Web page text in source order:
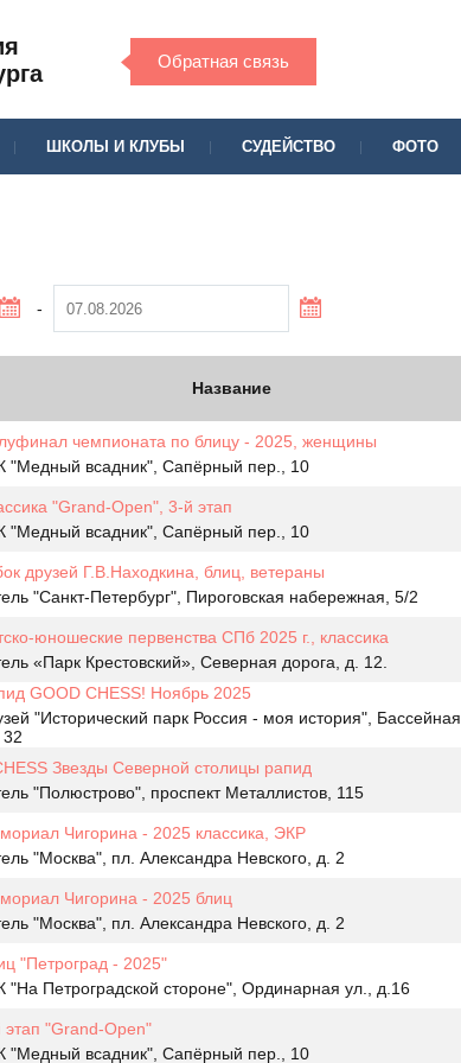
Обратная связь
ШКОЛЫ И КЛУБЫ СУДЕЙСТВО ФОТО
-
Название
чемпионата по блицу - 2025, женщины
"Медный всадник", Сапёрный пер., 10
"Grand-Open", 3-й этап
"Медный всадник", Сапёрный пер., 10
друзей Г.В.Находкина, блиц, ветераны
"Санкт-Петербург", Пироговская набережная, 5/2
юношеские первенства СПб 2025 г., классика
«Парк Крестовский», Северная дорога, д. 12.
GOOD CHESS! Ноябрь 2025
"Исторический парк Россия - моя история", Бассейная
32
Звезды Северной столицы рапид
"Полюстрово", проспект Металлистов, 115
Чигорина - 2025 классика, ЭКР
"Москва", пл. Александра Невского, д. 2
Чигорина - 2025 блиц
"Москва", пл. Александра Невского, д. 2
"Петроград - 2025"
"На Петроградской стороне", Ординарная ул., д.16
этап "Grand-Open"
"Медный всадник", Сапёрный пер., 10